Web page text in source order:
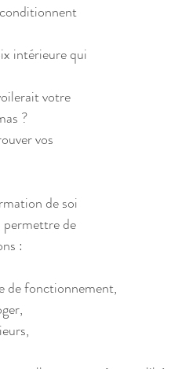
intérieure qui
votre
?
vos
de soi
permettre de
:
de fonctionnement,